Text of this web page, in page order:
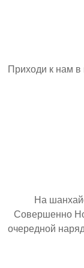
Приходи к нам в
На
Совершенно
очередной